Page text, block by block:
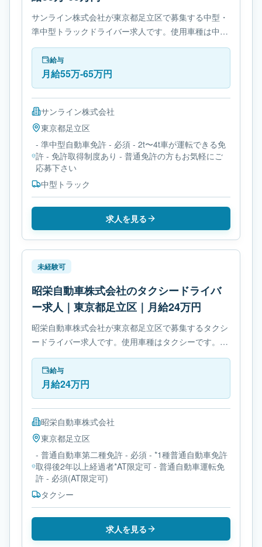
サンライン株式会社が東京都足立区で募集する中型・
準中型トラックドライバー求人です。使用車種は中型
トラックです。勤務時間は- 変形労働時間制です。必
要免許は- 準中型自動車免許です。
給与
月給55万-65万円
サンライン株式会社
東京都足立区
- 準中型自動車免許 - 必須 - 2t〜4t車が運転できる免
許 - 免許取得制度あり - 普通免許の方もお気軽にご
応募下さい
中型トラック
求人を見る
未経験可
昭栄自動車株式会社のタクシードライバ
ー求人｜東京都足立区｜月給24万円
昭栄自動車株式会社が東京都足立区で募集するタクシ
ードライバー求人です。使用車種はタクシーです。勤
務時間は- 変形労働時間制です。必要免許は- 普通自動
車第二種免許です。
給与
月給24万円
昭栄自動車株式会社
東京都足立区
- 普通自動車第二種免許 - 必須 - *1種普通自動車免許
取得後2年以上経過者*AT限定可 - 普通自動車運転免
許 - 必須(AT限定可)
タクシー
求人を見る